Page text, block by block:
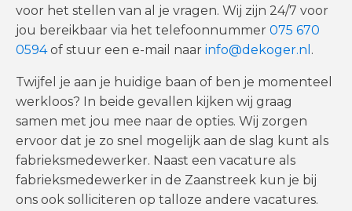
voor het stellen van al je vragen. Wij zijn 24/7 voor
jou bereikbaar via het telefoonnummer 075 670
0594of stuur een e-mail naar info@dekoger.nl .
Twijfel je aan je huidige baan of ben je momenteel
werkloos? In beide gevallen kijken wij graag
samen met jou mee naar de opties. Wij zorgen
ervoor dat je zo snel mogelijk aan de slag kunt als
fabrieksmedewerker. Naast een vacature als
fabrieksmedewerker in de Zaanstreek kun je bij
ons ook solliciteren op talloze andere vacatures.